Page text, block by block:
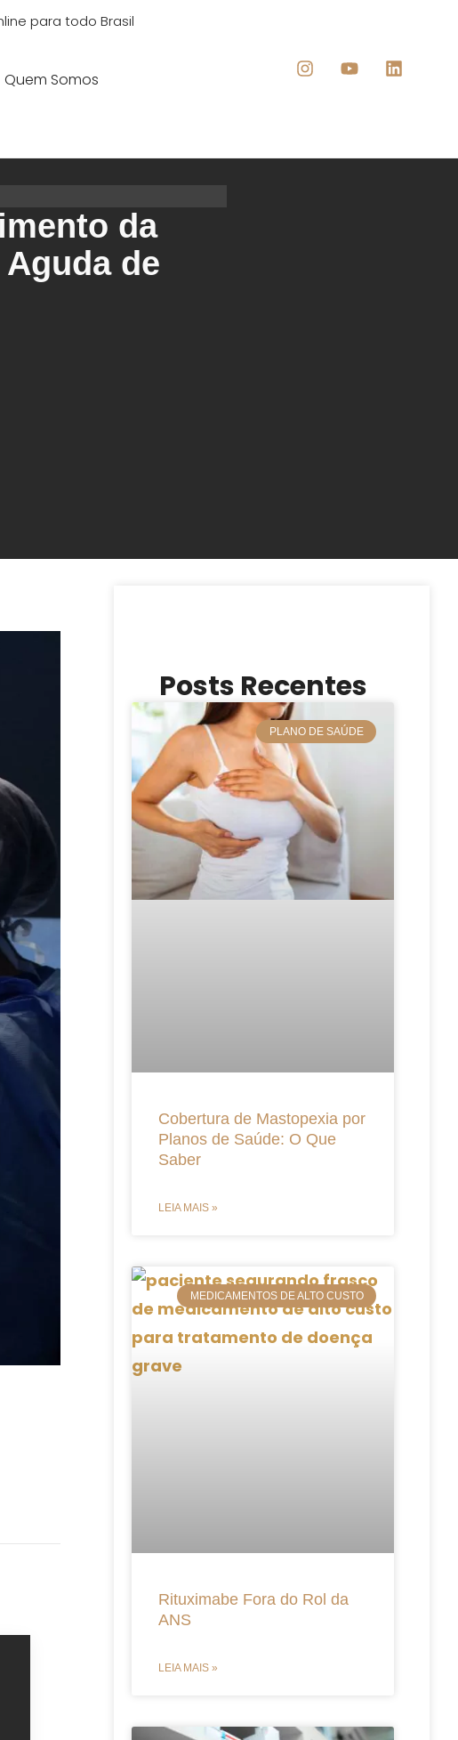
para todo Brasil
Quem Somos
da
de
Posts Recentes
PLANO DE SAÚDE
Cobertura de Mastopexia por
Planos de Saúde: O Que
Saber
LEIA MAIS »
MEDICAMENTOS DE ALTO CUSTO
Rituximabe Fora do Rol da
ANS
LEIA MAIS »